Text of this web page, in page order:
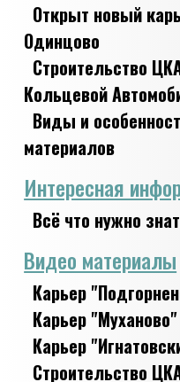
Открыт новый
Одинцово
Строительство
Кольцевой
Виды и
материалов
Интересная
Всё что нужно
Видео материалы
Карьер
Карьер "Муханово"
Карьер
Строительство